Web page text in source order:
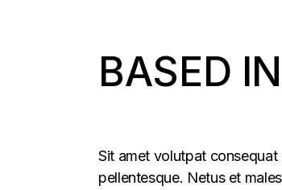
BASED
Sit amet volutpat consequat
pellentesque. Netus et